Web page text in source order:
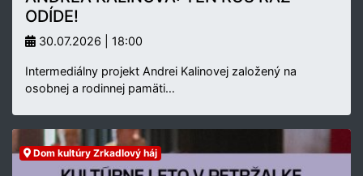
ODÍDE!
30.07.2026 | 18:00
Intermediálny projekt Andrei Kalinovej založený na
osobnej a rodinnej pamäti…
Dom kultúry Zrkadlový háj